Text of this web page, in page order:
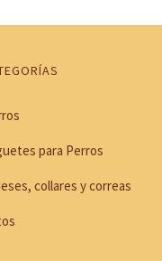
para Perros
collares y correas